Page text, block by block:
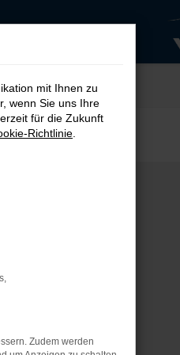
mit Ihnen zu
wenn Sie uns Ihre
für die Zukunft
Richtlinie
Zudem werden